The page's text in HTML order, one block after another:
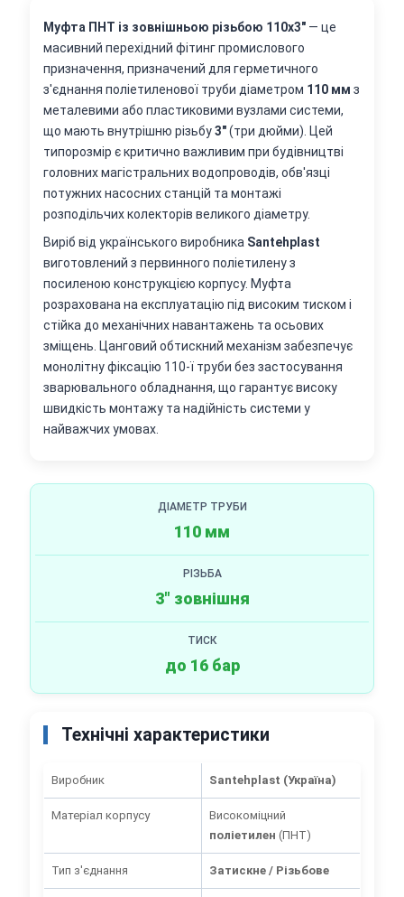
Муфта ПНТ із зовнішньою різьбою 110х3" — це
масивний перехідний фітинг промислового
призначення, призначений для герметичного
з'єднання поліетиленової труби діаметром 110 мм з
металевими або пластиковими вузлами системи,
що мають внутрішню різьбу3"(три дюйми). Цей
типорозмір є критично важливим при будівництві
головних магістральних водопроводів, обв'язці
потужних насосних станцій та монтажі
розподільчих колекторів великого діаметру.
Виріб від українського виробника Santehplast
виготовлений з первинного поліетилену з
посиленою конструкцією корпусу. Муфта
розрахована на експлуатацію під високим тиском і
стійка до механічних навантажень та осьових
зміщень. Цанговий обтискний механізм забезпечує
монолітну фіксацію 110-ї труби без застосування
зварювального обладнання, що гарантує високу
швидкість монтажу та надійність системи у
найважчих умовах.
ДІАМЕТР ТРУБИ
110 мм
РІЗЬБА
3" зовнішня
ТИСК
до 16 бар
Технічні характеристики
Виробник Santehplast (Україна)
Матеріал корпусу
Високоміцний
поліетилен (ПНТ)
Тип з'єднання Затискне / Різьбове